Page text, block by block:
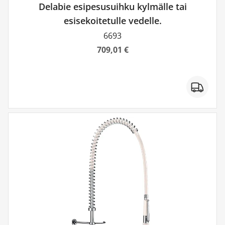
Delabie esipesusuihku kylmälle tai
esisekoitetulle vedelle.
6693
709,01 €